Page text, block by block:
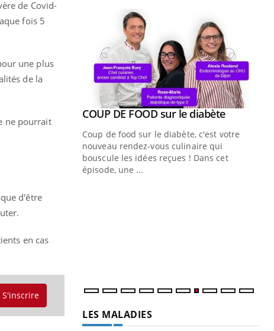
de Covid-
fois 5
une plus
de la
ne pourrait
d'être
en cas
S'inscrire
jumeau
Youtube
COUP DE FOOD sur le diabèteYoutube
Coup de food sur le diabète, c'est votre
nouveau rendez-vous culinaire qui
bouscule les idées reçues ! Dans cet
épisode, une ...
LES MALADIES